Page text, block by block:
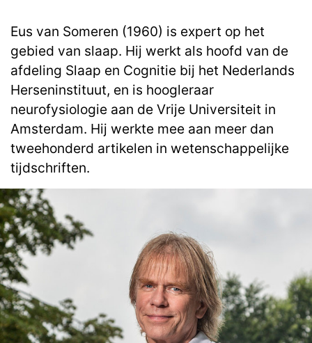
Eus van Someren (1960) is expert op het
gebied van slaap. Hij werkt als hoofd van de
afdeling Slaap en Cognitie bij het Nederlands
Herseninstituut, en is hoogleraar
neurofysiologie aan de Vrije Universiteit in
Amsterdam. Hij werkte mee aan meer dan
tweehonderd artikelen in wetenschappelijke
tijdschriften.